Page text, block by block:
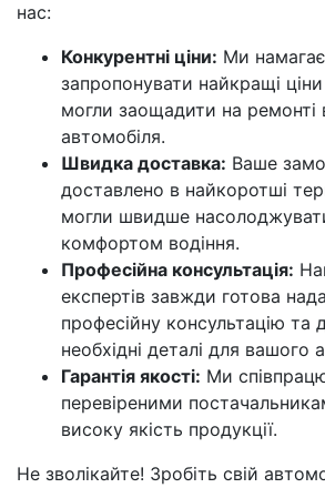
нас:
Конкурентні ціни: Ми
запропонувати найкращі
могли заощадити на ремонті
автомобіля.
Швидка доставка: Ваше
доставлено в найкоротші
могли швидше
комфортом водіння.
Професійна консультація:
експертів завжди готова
професійну консультацію та
необхідні деталі для вашого
Гарантія якості: Ми
перевіреними
високу якість продукції.
Не зволікайте! Зробіть свій